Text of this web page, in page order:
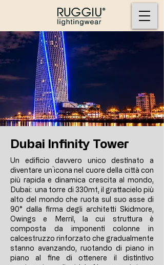
Dubai Infinity Tower
Un edificio davvero unico destinato a
diventare un´icona nel cuore della città con
più rapida e dinamica crescita al mondo,
Dubai: una torre di 330mt, il grattacielo più
alto del mondo che ruota sul suo asse di
90° dalla firma degli architetti Skidmore,
Owings e Merril, la cui struttura è
composta da imponenti colonne in
calcestruzzo rinforzato che gradualmente
stanno avanzando, ruotando di piano in
piano al fine di ottenere il distintivo